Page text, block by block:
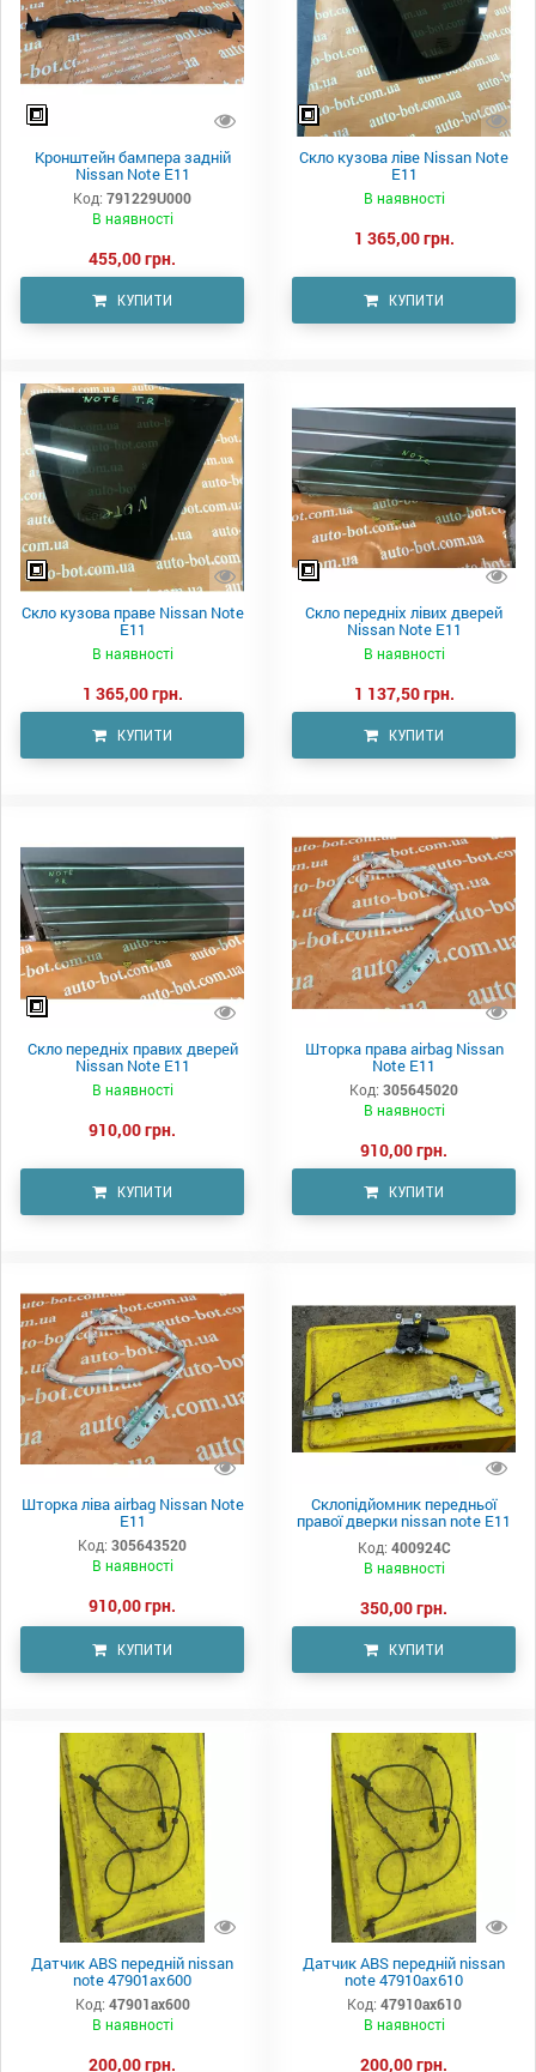
Кронштейн бампера задній
Nissan Note E11
Код: 791229U000
В наявності
455,00 грн.
КУПИТИ
Скло кузова ліве Nissan Note
E11
В наявності
1 365,00 грн.
КУПИТИ
Скло кузова праве Nissan Note
E11
В наявності
1 365,00 грн.
КУПИТИ
Скло передніх лівих дверей
Nissan Note E11
В наявності
1 137,50 грн.
КУПИТИ
Скло передніх правих дверей
Nissan Note E11
В наявності
910,00 грн.
КУПИТИ
Шторка права airbag Nissan
Note E11
Код: 305645020
В наявності
910,00 грн.
КУПИТИ
Шторка ліва airbag Nissan Note
E11
Код: 305643520
В наявності
910,00 грн.
КУПИТИ
Склопідйомник передньої
правої дверки nissan note E11
400924c
Код: 400924C
В наявності
350,00 грн.
КУПИТИ
Датчик АВS передній nissan
note 47901ax600
Код: 47901ax600
В наявності
200,00 грн.
Датчик АВS передній nissan
note 47910ax610
Код: 47910ax610
В наявності
200,00 грн.